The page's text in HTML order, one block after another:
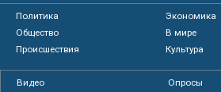
Политика
Экономика
Общество
В мире
Происшествия
Культура
Видео
Опросы